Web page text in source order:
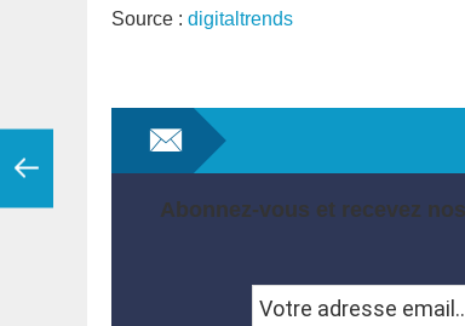
Source : digitaltrends
Abonnez-vous et recevez